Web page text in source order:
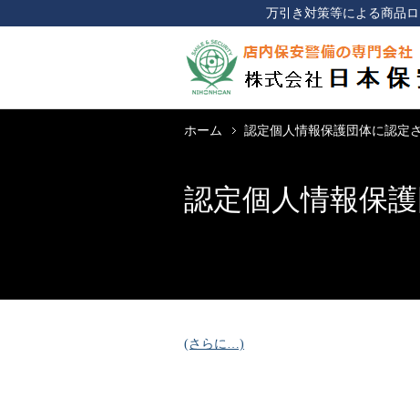
万引き対策等による商品
ホーム 認定個⼈情報保護団体に認定
認定個⼈情報保
(さらに…)